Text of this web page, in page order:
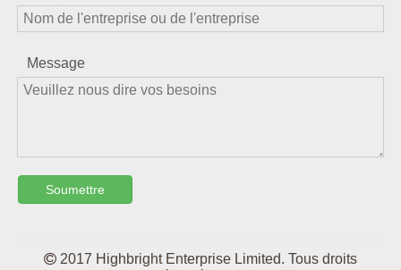
Message
Soumettre
 2017 Highbright Enterprise Limited. Tous droits